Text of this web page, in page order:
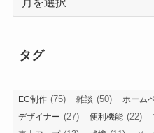
ブ
タグ
EC制作 (75) 雑談 (50) ホーム
デザイナー (27) 便利機能 (22)